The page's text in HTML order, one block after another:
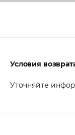
Условия
Уточняйте